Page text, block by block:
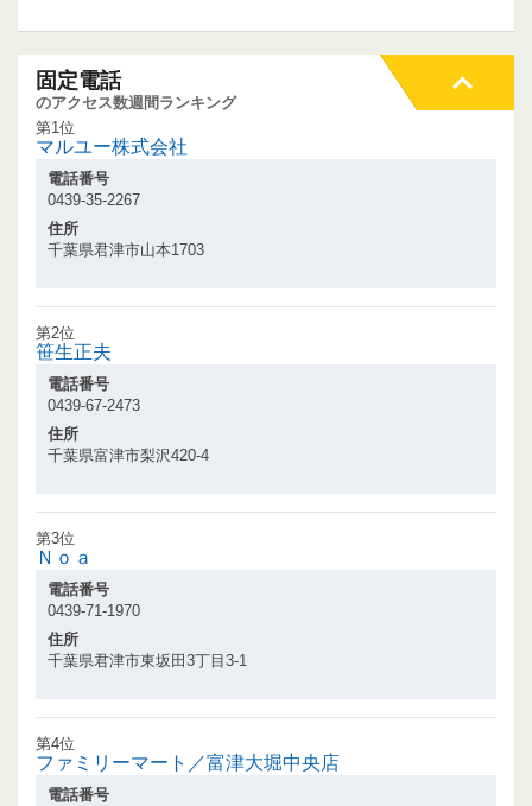
固定電話
のアクセス数週間ランキング
第1位
マルユー株式会社
電話番号
0439-35-2267
住所
千葉県君津市山本1703
第2位
笹生正夫
電話番号
0439-67-2473
住所
千葉県富津市梨沢420-4
第3位
Ｎｏａ
電話番号
0439-71-1970
住所
千葉県君津市東坂田3丁目3-1
第4位
ファミリーマート／富津大堀中央店
電話番号